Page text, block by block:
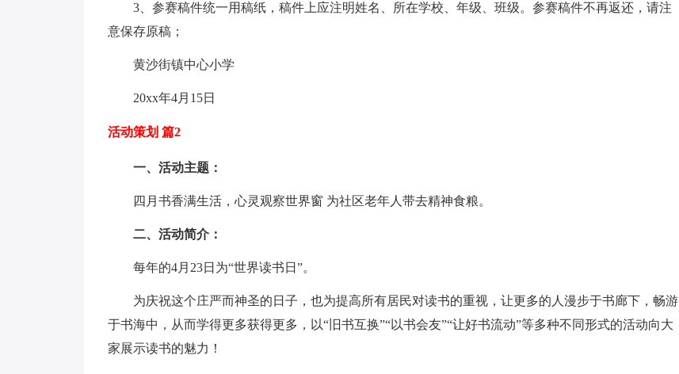
3、参赛稿件统一用稿纸，稿件上应注明姓名、所在学校、年级、班级。参赛稿件不再返还，请注
意保存原稿；
黄沙街镇中心小学
20xx年4月15日
活动策划 篇2
一、活动主题：
四月书香满生活，心灵观察世界窗 为社区老年人带去精神食粮。
二、活动简介：
每年的4月23日为“世界读书日”。
为庆祝这个庄严而神圣的日子，也为提高所有居民对读书的重视，让更多的人漫步于书廊下，畅游
于书海中，从而学得更多获得更多，以“旧书互换”“以书会友”“让好书流动”等多种不同形式的活动向大
家展示读书的魅力！